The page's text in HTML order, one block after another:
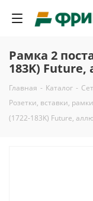
Рамка 2
183K)
Главная - Каталог -
Розетки, вставки,
(1722-183K) Future,